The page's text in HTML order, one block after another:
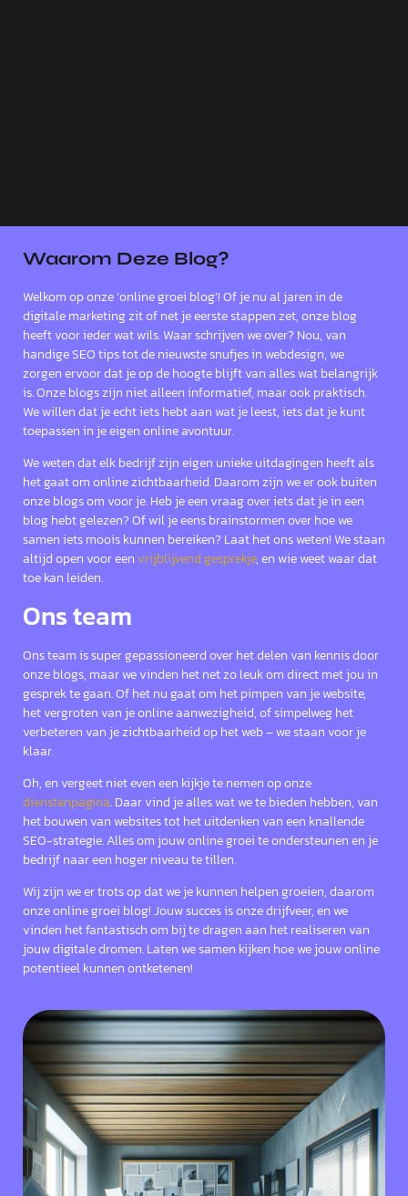
Waarom Deze Blog?
Welkom op onze ‘online groei blog’! Of je nu al jaren in de
digitale marketing zit of net je eerste stappen zet, onze blog
heeft voor ieder wat wils. Waar schrijven we over? Nou, van
handige SEO tips tot de nieuwste snufjes in webdesign, we
zorgen ervoor dat je op de hoogte blijft van alles wat belangrijk
is. Onze blogs zijn niet alleen informatief, maar ook praktisch.
We willen dat je echt iets hebt aan wat je leest, iets dat je kunt
toepassen in je eigen online avontuur.
We weten dat elk bedrijf zijn eigen unieke uitdagingen heeft als
het gaat om online zichtbaarheid. Daarom zijn we er ook buiten
onze blogs om voor je. Heb je een vraag over iets dat je in een
blog hebt gelezen? Of wil je eens brainstormen over hoe we
samen iets moois kunnen bereiken? Laat het ons weten! We staan
altijd open voor eenvrijblijvend gesprekje, en wie weet waar dat
toe kan leiden.
Ons team
Ons team is super gepassioneerd over het delen van kennis door
onze blogs, maar we vinden het net zo leuk om direct met jou in
gesprek te gaan. Of het nu gaat om het pimpen van je website,
het vergroten van je online aanwezigheid, of simpelweg het
verbeteren van je zichtbaarheid op het web – we staan voor je
klaar.
Oh, en vergeet niet even een kijkje te nemen op onze
dienstenpagina. Daar vind je alles wat we te bieden hebben, van
het bouwen van websites tot het uitdenken van een knallende
SEO-strategie. Alles om jouw online groei te ondersteunen en je
bedrijf naar een hoger niveau te tillen.
Wij zijn we er trots op dat we je kunnen helpen groeien, daarom
onze online groei blog! Jouw succes is onze drijfveer, en we
vinden het fantastisch om bij te dragen aan het realiseren van
jouw digitale dromen. Laten we samen kijken hoe we jouw online
potentieel kunnen ontketenen!